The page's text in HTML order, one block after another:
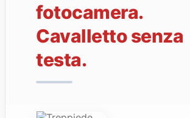
fotocamera.
Cavalletto senza
testa.